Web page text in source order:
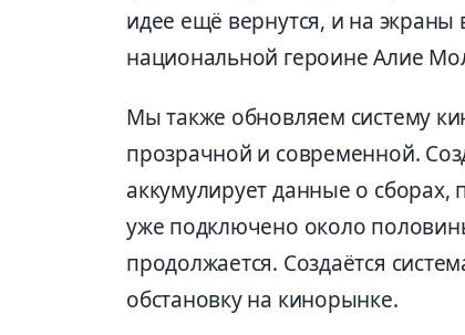
идее ещё вернутся, и на
национальной героине Алие
Мы также обновляем систему
прозрачной и современной.
аккумулирует данные о
уже подключено около
продолжается. Создаётся
обстановку на кинорынке.